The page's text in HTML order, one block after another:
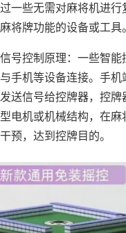
一些无需对麻将机进行
将牌功能的设备或工具。
号控制原理：一些智能
手机等设备连接。手机
送信号给控牌器，控牌
电机或机械结构，在麻
预，达到控牌目的。